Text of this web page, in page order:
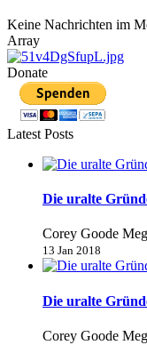
Keine Nachrichten im
Array
Donate
Latest Posts
Die uralte
Corey Goode
13 Jan 2018
Die uralte
Corey Goode